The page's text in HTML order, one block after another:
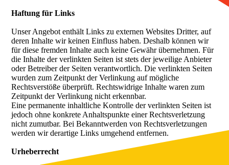
Haftung für Links
Unser Angebot enthält Links zu externen Websites Dritter, auf
deren Inhalte wir keinen Einfluss haben. Deshalb können wir
für diese fremden Inhalte auch keine Gewähr übernehmen. Für
die Inhalte der verlinkten Seiten ist stets der jeweilige Anbieter
oder Betreiber der Seiten verantwortlich. Die verlinkten Seiten
wurden zum Zeitpunkt der Verlinkung auf mögliche
Rechtsverstöße überprüft. Rechtswidrige Inhalte waren zum
Zeitpunkt der Verlinkung nicht erkennbar.
Eine permanente inhaltliche Kontrolle der verlinkten Seiten ist
jedoch ohne konkrete Anhaltspunkte einer Rechtsverletzung
nicht zumutbar. Bei Bekanntwerden von Rechtsverletzungen
werden wir derartige Links umgehend entfernen.
Urheberrecht